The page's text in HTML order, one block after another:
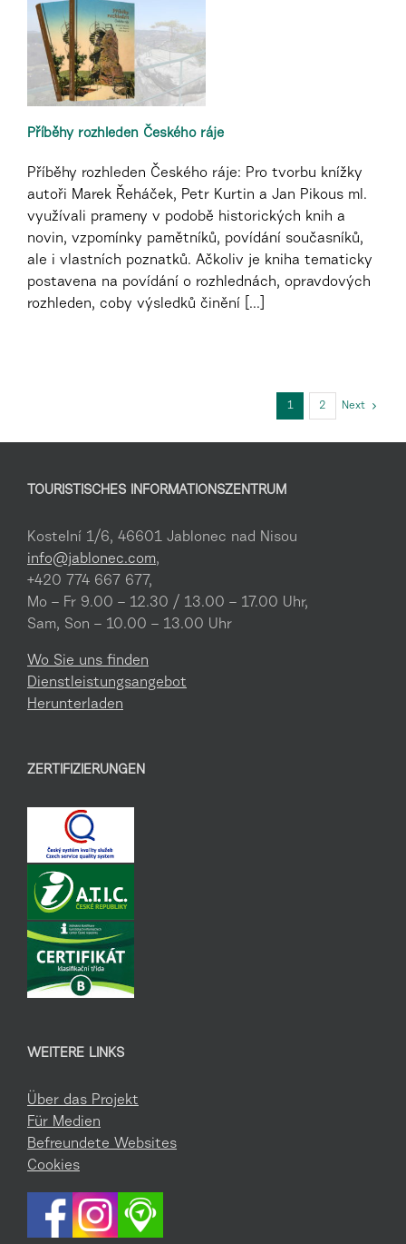
Příběhy rozhleden Českého ráje
Příběhy rozhleden Českého ráje: Pro tvorbu knížky
autoři Marek Řeháček, Petr Kurtin a Jan Pikous ml.
využívali prameny v podobě historických knih a
novin, vzpomínky pamětníků, povídání současníků,
ale i vlastních poznatků. Ačkoliv je kniha tematicky
postavena na povídání o rozhlednách, opravdových
rozhleden, coby výsledků činění [...]
1 2 Next
TOURISTISCHES INFORMATIONSZENTRUM
Kostelní 1/6, 46601 Jablonec nad Nisou
info@jablonec.com,
+420 774 667 677,
Mo – Fr 9.00 – 12.30 / 13.00 – 17.00 Uhr,
Sam, Son – 10.00 – 13.00 Uhr
Wo Sie uns finden
Dienstleistungsangebot
Herunterladen
ZERTIFIZIERUNGEN
WEITERE LINKS
Über das Projekt
Für Medien
Befreundete Websites
Cookies